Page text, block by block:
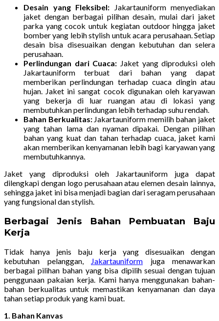
Desain yang Fleksibel: Jakartauniform menyediakan
jaket dengan berbagai pilihan desain, mulai dari jaket
parka yang cocok untuk kegiatan outdoor hingga jaket
bomber yang lebih stylish untuk acara perusahaan. Setiap
desain bisa disesuaikan dengan kebutuhan dan selera
perusahaan.
Perlindungan dari Cuaca: Jaket yang diproduksi oleh
Jakartauniform terbuat dari bahan yang dapat
memberikan perlindungan terhadap cuaca dingin atau
hujan. Jaket ini sangat cocok digunakan oleh karyawan
yang bekerja di luar ruangan atau di lokasi yang
membutuhkan perlindungan lebih terhadap suhu rendah.
Bahan Berkualitas:Jakartauniform memilih bahan jaket
yang tahan lama dan nyaman dipakai. Dengan pilihan
bahan yang kuat dan tahan terhadap cuaca, jaket kami
akan memberikan kenyamanan lebih bagi karyawan yang
membutuhkannya.
Jaket yang diproduksi oleh Jakartauniform juga dapat
dilengkapi dengan logo perusahaan atau elemen desain lainnya,
sehingga jaket ini bisa menjadi bagian dari seragam perusahaan
yang fungsional dan stylish.
Berbagai Jenis Bahan Pembuatan Baju
Kerja
Tidak hanya jenis baju kerja yang disesuaikan dengan
kebutuhan pelanggan, Jakartauniform
juga menawarkan
berbagai pilihan bahan yang bisa dipilih sesuai dengan tujuan
penggunaan pakaian kerja. Kami hanya menggunakan bahan-
bahan berkualitas untuk memastikan kenyamanan dan daya
tahan setiap produk yang kami buat.
1. Bahan Kanvas